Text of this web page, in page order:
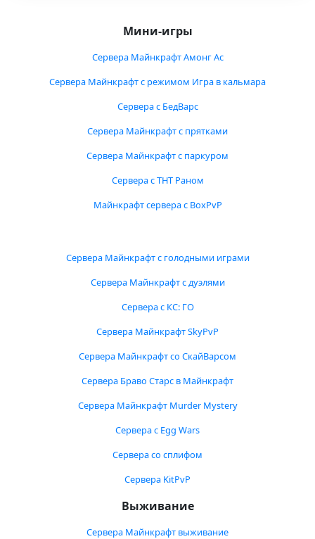
Мини-игры
Сервера Майнкрафт Амонг Ас
Сервера Майнкрафт с режимом Игра в кальмара
Сервера с БедВарс
Сервера Майнкрафт с прятками
Сервера Майнкрафт с паркуром
Сервера с ТНТ Раном
Майнкрафт сервера с BoxPvP
Сервера Майнкрафт с голодными играми
Сервера Майнкрафт с дуэлями
Сервера с КС: ГО
Сервера Майнкрафт SkyPvP
Сервера Майнкрафт со СкайВарсом
Сервера Браво Старс в Майнкрафт
Сервера Майнкрафт Murder Mystery
Сервера с Egg Wars
Сервера со сплифом
Сервера KitPvP
Выживание
Сервера Майнкрафт выживание